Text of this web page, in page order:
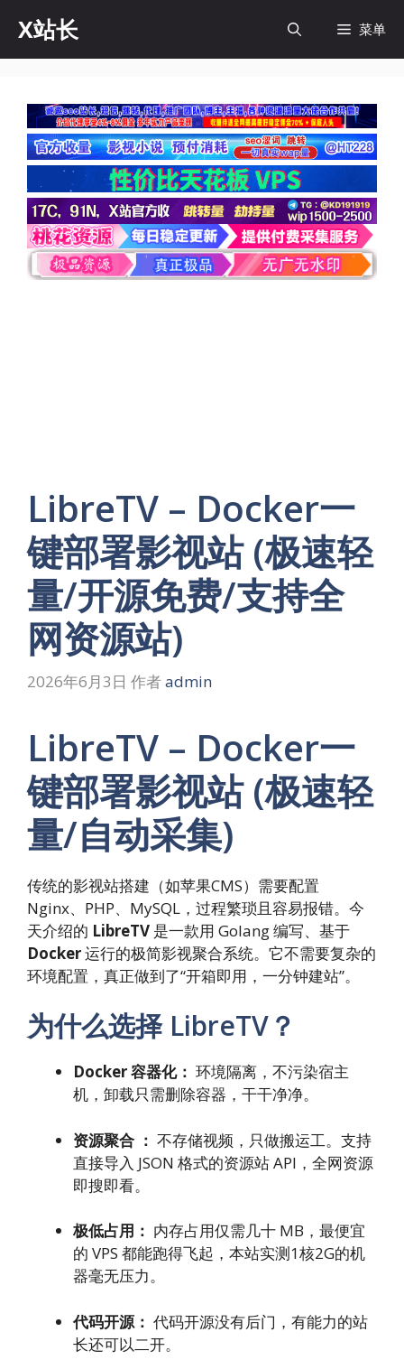
内
X站长 菜单
LibreTV – Docker一
键部署影视站 (极速轻
量/开源免费/支持全
网资源站)
2026年6月3日 作者admin
LibreTV – Docker一
键部署影视站 (极速轻
量/自动采集)
传统的影视站搭建（如苹果CMS）需要配置
Nginx、PHP、MySQL，过程繁琐且容易报错。今
天介绍的 LibreTV 是一款用 Golang 编写、基于
Docker运行的极简影视聚合系统。它不需要复杂的
环境配置，真正做到了“开箱即用，一分钟建站”。
为什么选择 LibreTV？
Docker 容器化： 环境隔离，不污染宿主
机，卸载只需删除容器，干干净净。
资源聚合 ： 不存储视频，只做搬运工。支持
直接导入 JSON 格式的资源站 API，全网资源
即搜即看。
极低占用： 内存占用仅需几十 MB，最便宜
的 VPS 都能跑得飞起，本站实测1核2G的机
器毫无压力。
代码开源： 代码开源没有后门，有能力的站
长还可以二开。